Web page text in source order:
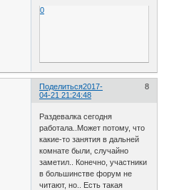
0
Поделиться 8
2017-
04-21 21:24:48
Раздевалка сегодня
работала..Может потому, что
какие-то занятия в дальней
комнате были, случайно
заметил.. Конечно, участники
в большинстве форум не
читают, но.. Есть такая